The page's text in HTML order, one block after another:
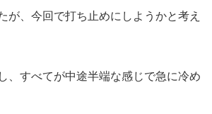
が、今回で打ち止めにしようかと考え
、すべてが中途半端な感じで急に冷め